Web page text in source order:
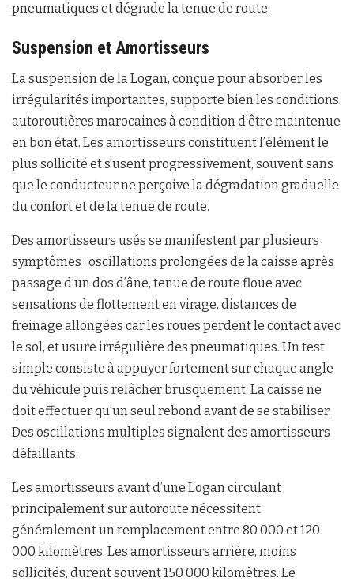
pneumatiques et dégrade la tenue de route.
Suspension et Amortisseurs
La suspension de la Logan, conçue pour absorber les
irrégularités importantes, supporte bien les conditions
autoroutières marocaines à condition d’être maintenue
en bon état. Les amortisseurs constituent l’élément le
plus sollicité et s’usent progressivement, souvent sans
que le conducteur ne perçoive la dégradation graduelle
du confort et de la tenue de route.
Des amortisseurs usés se manifestent par plusieurs
symptômes : oscillations prolongées de la caisse après
passage d’un dos d’âne, tenue de route floue avec
sensations de flottement en virage, distances de
freinage allongées car les roues perdent le contact avec
le sol, et usure irrégulière des pneumatiques. Un test
simple consiste à appuyer fortement sur chaque angle
du véhicule puis relâcher brusquement. La caisse ne
doit effectuer qu’un seul rebond avant de se stabiliser.
Des oscillations multiples signalent des amortisseurs
défaillants.
Les amortisseurs avant d’une Logan circulant
principalement sur autoroute nécessitent
généralement un remplacement entre 80 000 et 120
000 kilomètres. Les amortisseurs arrière, moins
sollicités, durent souvent 150 000 kilomètres. Le